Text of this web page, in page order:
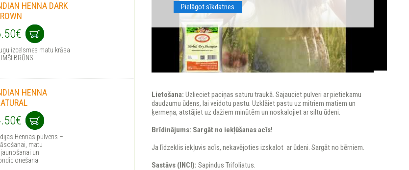
Pielāgot sīkdatnes
Lietošana: Uzlieciet paciņas saturu traukā. Sajauciet pulveri ar pietiekamu
daudzumu ūdens, lai veidotu pastu. Uzklāiet pastu uz mitriem matiem un
ķermeņa, atstājiet uz dažiem minūtēm un noskalojiet ar siltu ūdeni.
Brīdinājums: Sargāt no iekļūšanas acīs!
Ja līdzeklis iekļuvis acīs, nekavējoties izskalot ar ūdeni. Sargāt no bērniem.
Sastāvs (INCI): Sapindus Trifoliatus.
HENNA DARK
izcelsmes matu krāsa
BRŪNS
HENNA
Hennas pulveris –
matu
un